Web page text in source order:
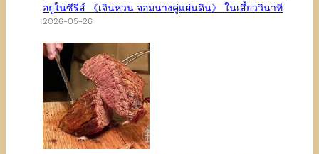
อยู่ในซีรีส์ 《เจินหวน จอมนางคู่แผ่นดิน》 ในเสี้ยววินาที
2026-05-26